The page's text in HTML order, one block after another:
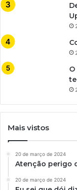
Mais vistos
20 de março de 2024
Atenção perigo
20 de março de 2024